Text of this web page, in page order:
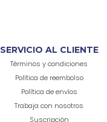
SERVICIO AL CLIENTE
Términos y condiciones
Política de reembolso
Política de envíos
Trabaja con nosotros
Suscripción